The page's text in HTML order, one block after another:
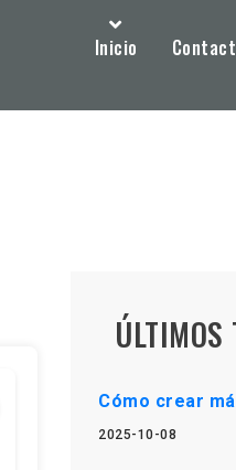
Inicio
ÚLTIMOS
Cómo crear
2025-10-08